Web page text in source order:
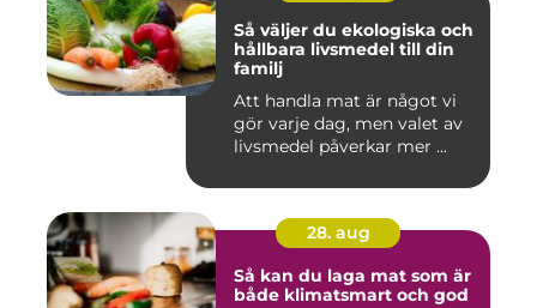
Så väljer du ekologiska och
hållbara livsmedel till din
familj
Att handla mat är något vi
gör varje dag, men valet av
livsmedel påverkar mer ...
28. aug
Så kan du laga mat som är
både klimatsmart och god